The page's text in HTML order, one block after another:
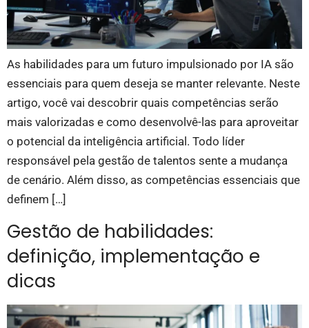
As habilidades para um futuro impulsionado por IA são
essenciais para quem deseja se manter relevante. Neste
artigo, você vai descobrir quais competências serão
mais valorizadas e como desenvolvê-las para aproveitar
o potencial da inteligência artificial. Todo líder
responsável pela gestão de talentos sente a mudança
de cenário. Além disso, as competências essenciais que
definem […]
Gestão de habilidades:
definição, implementação e
dicas